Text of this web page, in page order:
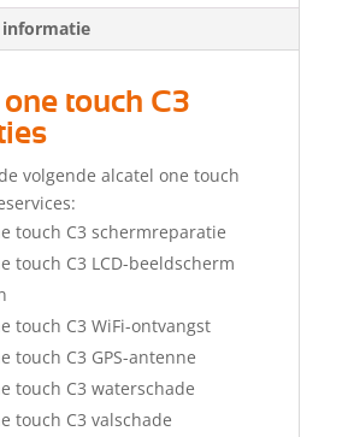
touch C3
volgende alcatel one touch
touch C3 schermreparatie
touch C3 LCD-beeldscherm
touch C3 WiFi-ontvangst
touch C3 GPS-antenne
touch C3 waterschade
touch C3 valschade